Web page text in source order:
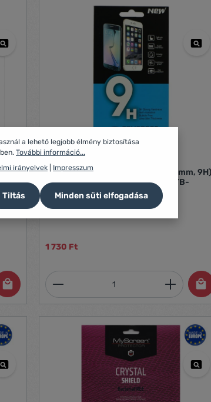
9H)
meg a kívánt mennyiséget,
Képernyővédő üveg (karcálló, 0.3mm, 9H)
ÁTLÁTSZÓ [Lenovo Tab P12 Pro (TB-
Q706F)]
Nincs leírás
1 730 Ft
Termékmennyiség: Adja
a lehető legjobb élmény biztosítása
További információ...
irányelvek
Impresszum
Tiltás Minden süti elfogadása